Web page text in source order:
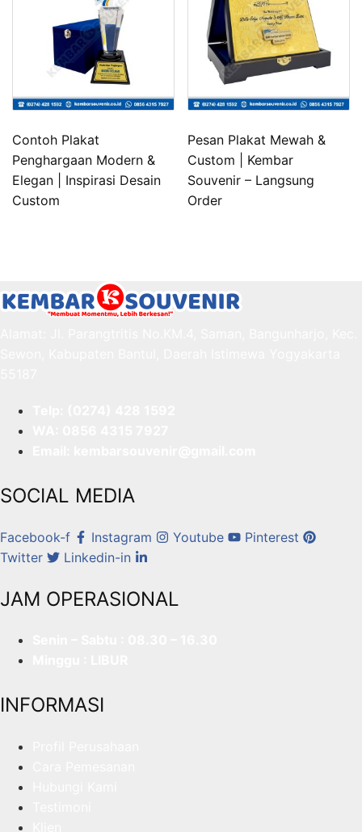
Contoh Plakat
Penghargaan Modern &
Elegan | Inspirasi Desain
Custom
Pesan Plakat Mewah &
Custom | Kembar
Souvenir – Langsung
Order
SOCIAL MEDIA
Facebook-f Instagram Youtube
Pinterest
Twitter
Linkedin-in
JAM OPERASIONAL
INFORMASI